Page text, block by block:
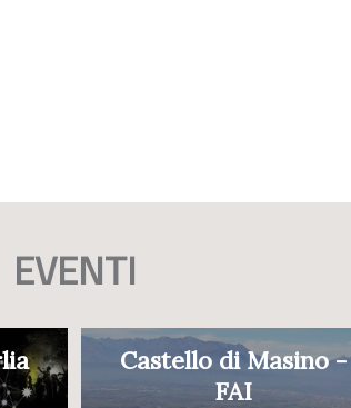
EVENTI
Castello di Masino -
FAI